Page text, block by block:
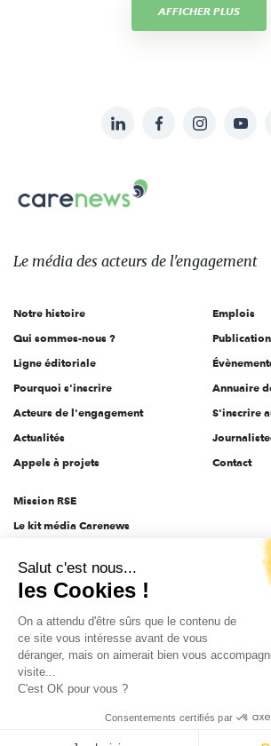
AFFICHER PLUS
sur:
LinkedInFacebookInstagram
Le
des
l'engagement
Le média des acteurs de l'engagement
Notre histoire
Qui sommes-nous ?
Ligne éditoriale
Pourquoi s'inscrire
Acteurs de l'engagement
Actualités
Appels à projets
Emplois
Annuaire
S'inscrire
Contact
Mission RSE
Le kit média Carenews
AEF info
Novethic
PRODURABLE
Inclusiv Day
Données personnelles Mentions légales
Salut c'est nous...
les Cookies !
On a attendu d'être sûrs que le contenu de
ce site vous intéresse avant de vous
déranger, mais on aimerait bien vous
visite...
C'est OK pour vous ?
Consentements certifiés par